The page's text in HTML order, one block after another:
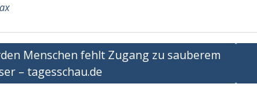
Menschen fehlt Zugang zu sauberem
– tagesschau.de